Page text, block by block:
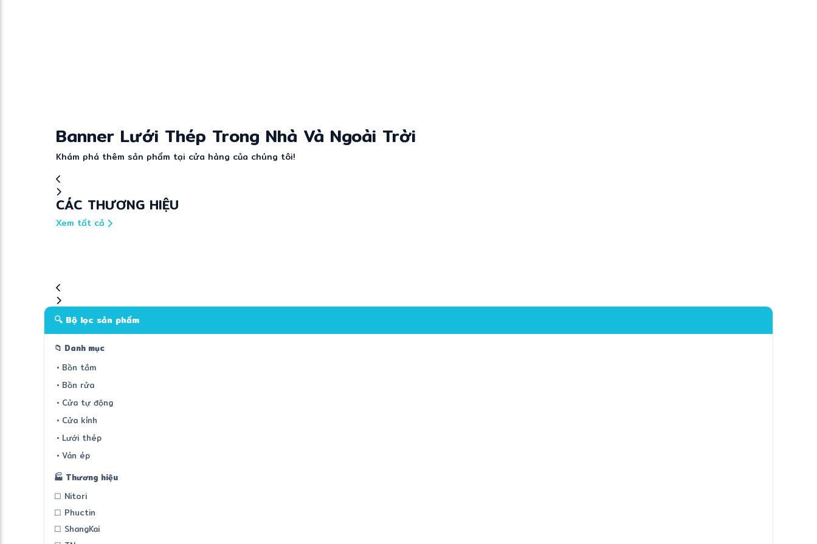
Banner Lưới Thép Trong Nhà Và Ngoài Trời
Khám phá thêm sản phẩm tại cửa hàng của chúng tôi!
CÁC THƯƠNG HIỆU
Xem tất cả
🔍 Bộ lọc sản phẩm
📁 Danh mục
• Bồn tắm
• Bồn rửa
• Cửa tự động
• Cửa kính
• Lưới thép
• Ván ép
🏭 Thương hiệu
☐ Nitori
☐ Phuctin
☐ ShangKai